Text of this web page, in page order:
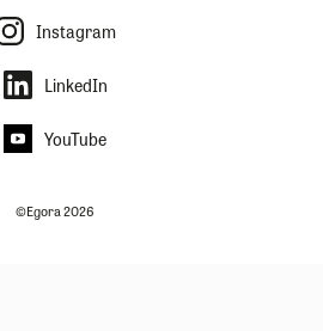
Instagram
LinkedIn
YouTube
©Egora 2026